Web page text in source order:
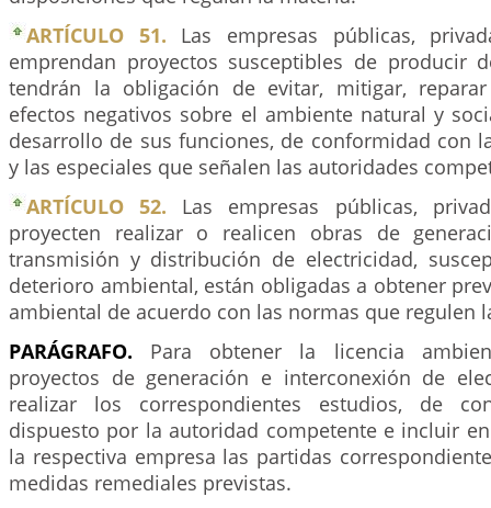
ARTÍCULO 51. Las empresas públicas,
emprendan proyectos susceptibles de producir
tendrán la obligación de evitar, mitigar,
efectos negativos sobre el ambiente natural y
desarrollo de sus funciones, de conformidad con
y las especiales que señalen las autoridades
ARTÍCULO 52. Las empresas públicas,
proyecten realizar o realicen obras de
transmisión y distribución de electricidad,
deterioro ambiental, están obligadas a obtener
ambiental de acuerdo con las normas que regulen
PARÁGRAFO. Para obtener la licencia
proyectos de generación e interconexión de
realizar los correspondientes estudios, de
dispuesto por la autoridad competente e incluir
la respectiva empresa las partidas
medidas remediales previstas.